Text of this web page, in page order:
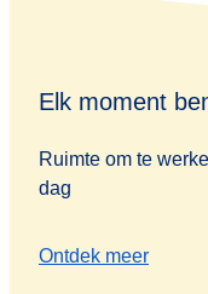
Elk moment
Ruimte om te
dag
Ontdek meer